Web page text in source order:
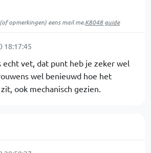
opmerkingen) eens mail me.K8048 guide
18:17:45
echt vet, dat punt heb je zeker wel
wel benieuwd hoe het
ook mechanisch gezien.